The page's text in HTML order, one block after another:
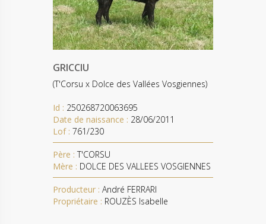
GRICCIU
(T'Corsu x Dolce des Vallées Vosgiennes)
Id : 250268720063695
Date de naissance : 28/06/2011
Lof : 761/230
Père :T'CORSU
Mère : DOLCE DES VALLEES VOSGIENNES
Producteur : André FERRARI
Propriétaire : ROUZÈS Isabelle